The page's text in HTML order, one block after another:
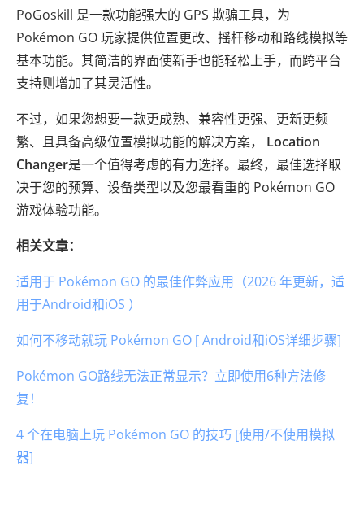
PoGoskill 是一款功能强大的 GPS 欺骗工具，为
Pokémon GO 玩家提供位置更改、摇杆移动和路线模拟等
基本功能。其简洁的界面使新手也能轻松上手，而跨平台
支持则增加了其灵活性。
不过，如果您想要一款更成熟、兼容性更强、更新更频
繁、且具备高级位置模拟功能的解决方案， Location
Changer是一个值得考虑的有力选择。最终，最佳选择取
决于您的预算、设备类型以及您最看重的 Pokémon GO
游戏体验功能。
相关文章：
适用于 Pokémon GO 的最佳作弊应用（2026 年更新，适
用于Android和iOS ）
如何不移动就玩 Pokémon GO [ Android和iOS详细步骤]
Pokémon GO路线无法正常显示？立即使用6种方法修
复！
4 个在电脑上玩 Pokémon GO 的技巧 [使用/不使用模拟
器]